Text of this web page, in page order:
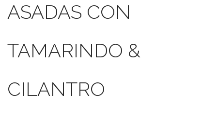
ASADAS CON
TAMARINDO &
CILANTRO